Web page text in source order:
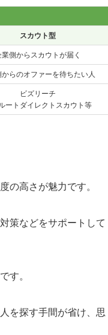
スカウト型
業側からスカウトが届く
らのオファーを待ちたい人
ビズリーチ
ートダイレクトスカウト等
の高さが魅力です。
策などをサポートして
す。
を探す手間が省け、思